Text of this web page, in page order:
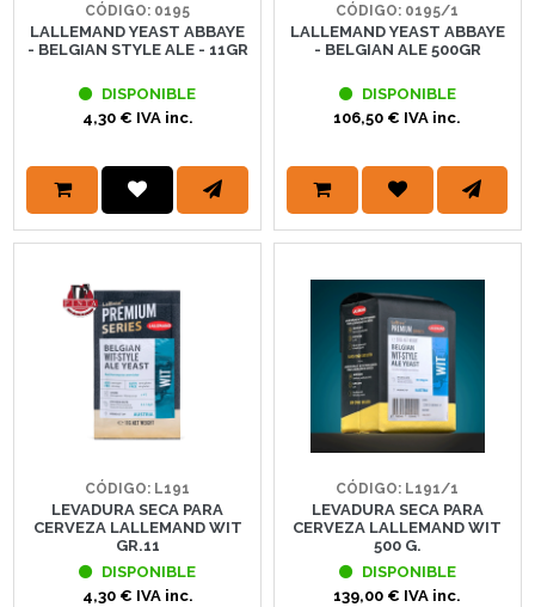
CÓDIGO: 0195
LALLEMAND YEAST ABBAYE
- BELGIAN STYLE ALE - 11GR
DISPONIBLE
4,30 € IVA inc.
CÓDIGO: 0195/1
LALLEMAND YEAST ABBAYE
- BELGIAN ALE 500GR
DISPONIBLE
106,50 € IVA inc.
CÓDIGO: L191
LEVADURA SECA PARA
CERVEZA LALLEMAND WIT
GR.11
DISPONIBLE
4,30 € IVA inc.
CÓDIGO: L191/1
LEVADURA SECA PARA
CERVEZA LALLEMAND WIT
500 G.
DISPONIBLE
139,00 € IVA inc.